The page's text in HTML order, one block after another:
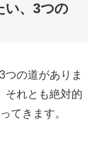
い、3つの
つの道がありま
それとも絶対的
てきます。